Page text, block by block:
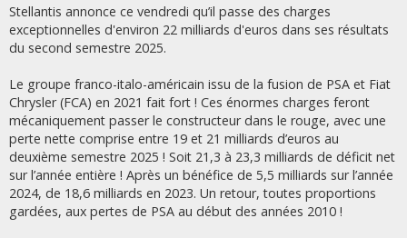
s
s
a
g
e
Stellantis annonce ce vendredi qu’il passe des charges
exceptionnelles d'environ 22 milliards d'euros dans ses résultats
du second semestre 2025.
Le groupe franco-italo-américain issu de la fusion de PSA et Fiat
Chrysler (FCA) en 2021 fait fort ! Ces énormes charges feront
mécaniquement passer le constructeur dans le rouge, avec une
perte nette comprise entre 19 et 21 milliards d’euros au
deuxième semestre 2025 ! Soit 21,3 à 23,3 milliards de déficit net
sur l’année entière ! Après un bénéfice de 5,5 milliards sur l’année
2024, de 18,6 milliards en 2023. Un retour, toutes proportions
gardées, aux pertes de PSA au début des années 2010 !